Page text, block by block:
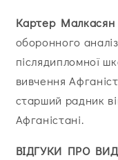
Картер Малкасян
оборонного
післядипломної
вивчення
старший радник
Афганістані.
ВІДГУКИ ПРО